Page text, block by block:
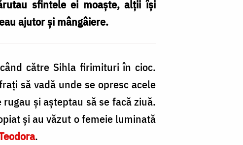
sfintele ei moaşte, alţii îşi
ajutor şi mângâiere.
către Sihla firimituri în cioc.
să vadă unde se opresc acele
şi aşteptau să se facă ziuă.
şi au văzut o femeie luminată
.